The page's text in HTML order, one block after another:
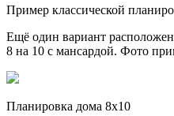
Пример классической
Ещё один вариант
8 на 10 с мансардой. Фото
Планировка дома 8х10